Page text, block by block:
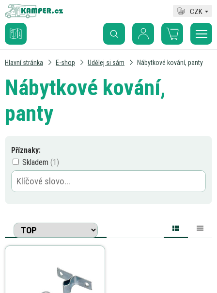
CZK
Hlavní stránka E-shop Udělej si sám Nábytkové kování, panty
Nábytkové kování,
panty
Příznaky:
Skladem